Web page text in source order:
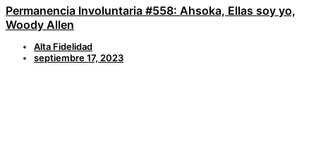
Permanencia Involuntaria #558: Ahsoka, Ellas soy yo,
Woody Allen
Alta Fidelidad
septiembre 17, 2023